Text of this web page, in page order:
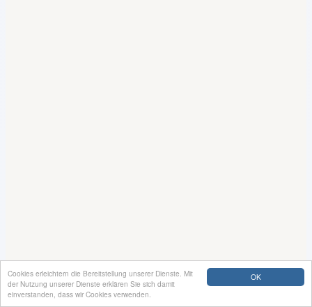
OK
Cookies erleichtern die Bereitstellung unserer Dienste. Mit
der Nutzung unserer Dienste erklären Sie sich damit
einverstanden, dass wir Cookies verwenden.